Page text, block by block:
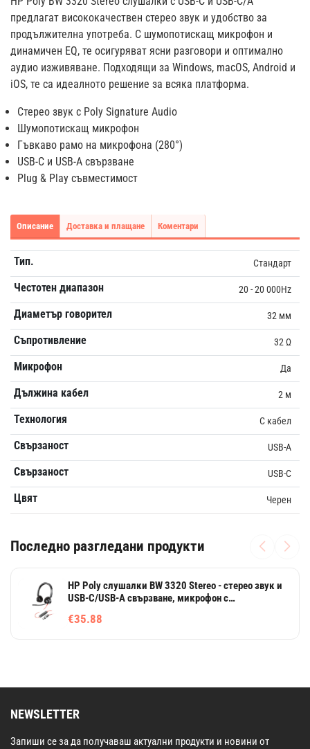
предлагат висококачествен стерео звук и удобство за
продължителна употреба. С шумопотискащ микрофон и
динамичен EQ, те осигуряват ясни разговори и оптимално
аудио изживяване. Подходящи за Windows, macOS, Android и
iOS, те са идеалното решение за всяка платформа.
Стерео звук с Poly Signature Audio
Шумопотискащ микрофон
Гъвкаво рамо на микрофона (280°)
USB-C и USB-A свързване
Plug & Play съвместимост
Описание Доставка и плащане Коментари
Тип. Стандарт
Честотен диапазон 20 - 20 000Hz
Диаметър говорител 32 мм
Съпротивление 32 Ω
Микрофон Да
Дължина кабел 2 м
Технология С кабел
Свързаност USB-A
Свързаност USB-C
Цвят Черен
Последно разгледани продукти
HP Poly слушалки BW 3320 Stereo - стерео звук и
USB-C/USB-A свързване, микрофон с
€35.88
NEWSLETTER
Запиши се за да получаваш актуални продукти и новини от